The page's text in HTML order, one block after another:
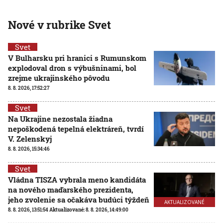
Nové v rubrike Svet
Svet
V Bulharsku pri hranici s Rumunskom
explodoval dron s výbušninami, bol
zrejme ukrajinského pôvodu
8. 8. 2026, 17:52:27
Svet
Na Ukrajine nezostala žiadna
nepoškodená tepelná elektráreň, tvrdí
V. Zelenskyj
8. 8. 2026, 15:34:46
AKTUALIZOVANÉ
Svet
Vládna TISZA vybrala meno kandidáta
na nového maďarského prezidenta,
jeho zvolenie sa očakáva budúci týždeň
8. 8. 2026, 13:51:54Aktualizované:8. 8. 2026, 14:49:00